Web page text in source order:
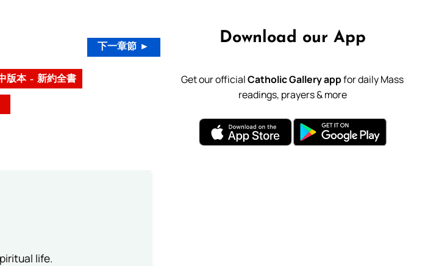
下一章節 ►
版本 – 新約全書
life.
Download our App
Get our officialCatholic Gallery appfor daily Mass
readings, prayers & more